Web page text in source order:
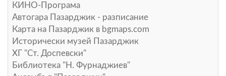
КИНО-Програма
Автогара Пазарджик - разписание
Карта на Пазарджик в bgmaps.com
Исторически музей Пазарджик
ХГ "Ст. Доспевски"
Библиотека "Н. Фурнаджиев"